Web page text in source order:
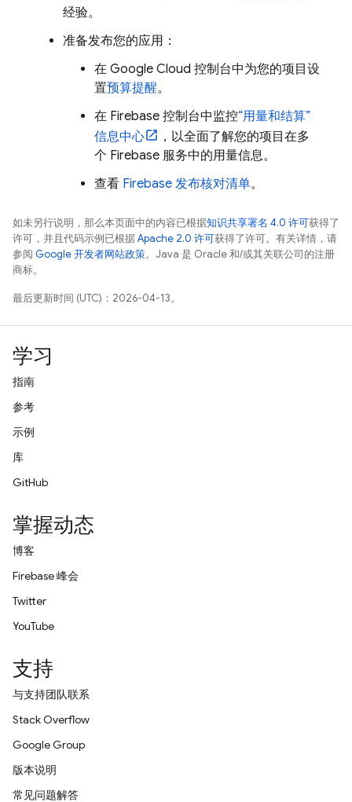
经验。
准备发布您的应用：
在 Google Cloud 控制台中为您的项目设
置预算提醒。
在 Firebase 控制台中监控“用量和结算”
信息中心
，以全面了解您的项目在多
个 Firebase 服务中的用量信息。
查看 Firebase 发布核对清单。
如未另行说明，那么本页面中的内容已根据知识共享署名 4.0 许可获得了
许可，并且代码示例已根据Apache 2.0 许可获得了许可。有关详情，请
参阅 Google 开发者网站政策。Java 是 Oracle 和/或其关联公司的注册
商标。
最后更新时间 (UTC)：2026-04-13。
学习
指南
参考
示例
库
GitHub
掌握动态
博客
Firebase 峰会
Twitter
YouTube
支持
与支持团队联系
Stack Overflow
Google Group
版本说明
常见问题解答